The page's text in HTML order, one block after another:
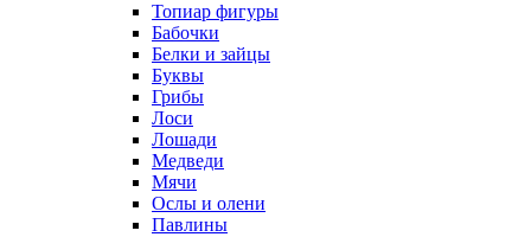
Топиар фигуры
Бабочки
Белки и зайцы
Буквы
Грибы
Лоси
Лошади
Медведи
Мячи
Ослы и олени
Павлины